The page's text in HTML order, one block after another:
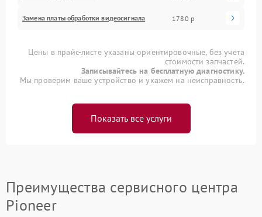
Замена платы обработки видеосигнала 1780 р
Цены в прайс-листе указаны ориентировочные, без учета
стоимости запчастей.
Записывайтесь на бесплатную диагностику.
Мы проверим ваше устройство и укажем на неисправность.
Показать все услуги
Преимущества сервисного центра
Pioneer